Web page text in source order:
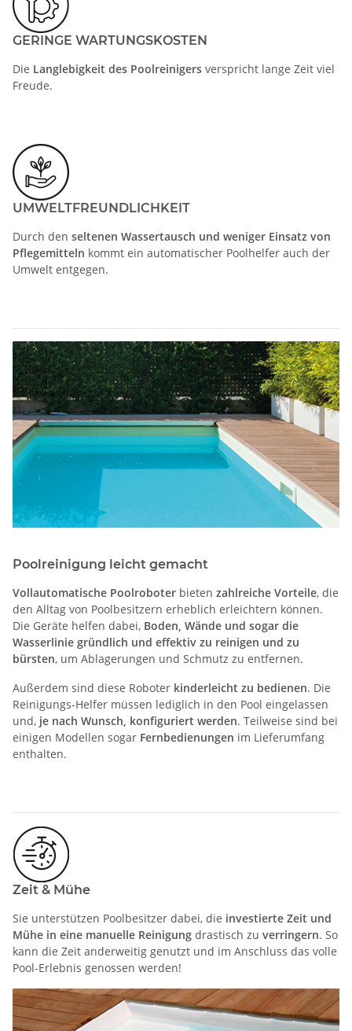
GERINGE WARTUNGSKOSTEN
Die Langlebigkeit des Poolreinigers verspricht lange Zeit viel
Freude.
UMWELTFREUNDLICHKEIT
Durch den seltenen Wassertausch und weniger Einsatz von
Pflegemitteln kommt ein automatischer Poolhelfer auch der
Umwelt entgegen.
Poolreinigung leicht gemacht
Vollautomatische Poolroboter bieten zahlreiche Vorteile, die
den Alltag von Poolbesitzern erheblich erleichtern können.
Die Geräte helfen dabei, Boden, Wände und sogar die
Wasserlinie gründlich und effektiv zu reinigen und zu
bürsten, um Ablagerungen und Schmutz zu entfernen.
Außerdem sind diese Roboter kinderleicht zu bedienen. Die
Reinigungs-Helfer müssen lediglich in den Pool eingelassen
und, je nach Wunsch, konfiguriert werden. Teilweise sind bei
einigen Modellen sogar Fernbedienungen im Lieferumfang
enthalten.
Zeit & Mühe
Sie unterstützen Poolbesitzer dabei, die investierte Zeit und
Mühe in eine manuelle Reinigung drastisch zu verringern. So
kann die Zeit anderweitig genutzt und im Anschluss das volle
Pool-Erlebnis genossen werden!